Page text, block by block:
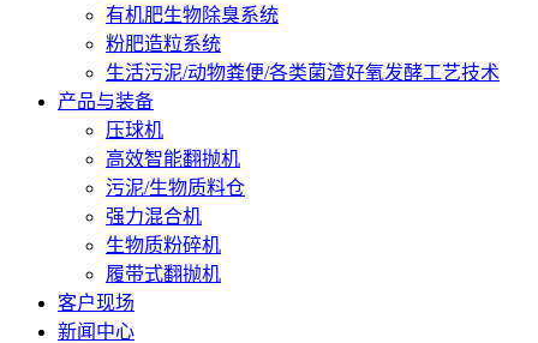
有机肥生物除臭系统
粉肥造粒系统
生活污泥/动物粪便/各类菌渣好氧发酵工艺技术
产品与装备
压球机
高效智能翻抛机
污泥/生物质料仓
强力混合机
生物质粉碎机
履带式翻抛机
客户现场
新闻中心